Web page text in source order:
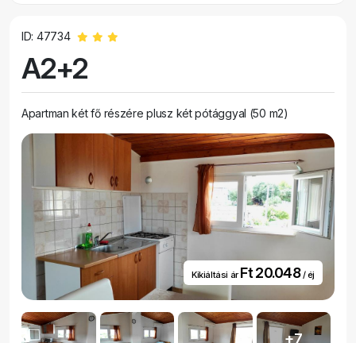
ID: 47734
A2+2
Apartman két fő részére plusz két pótággyal (50 m2)
Kikiáltási ár Ft 20.048/ éj
+7